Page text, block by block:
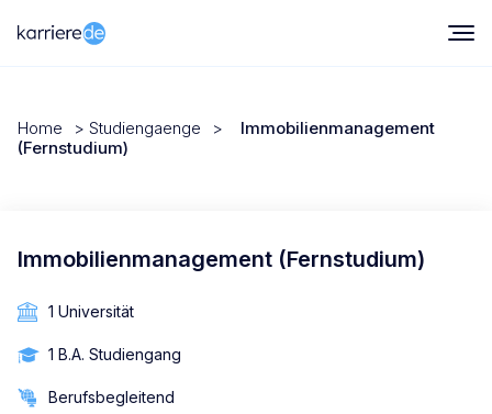
Home > Studiengaenge >
Immobilienmanagement
(Fernstudium)
Immobilienmanagement (Fernstudium)
1 Universität
1 B.A. Studiengang
Berufsbegleitend